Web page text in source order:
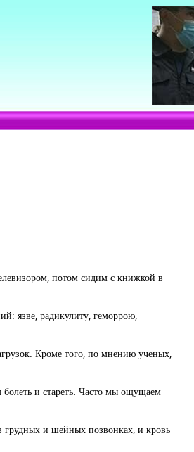
потом сидим с книжкой в
язве, радикулиту, геморрою,
Кроме того, по мнению ученых,
и стареть. Часто мы ощущаем
грудных и шейных позвонках, и кровь